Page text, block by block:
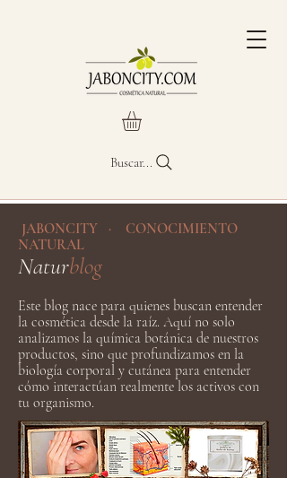
Buscar...
JABONCITY · CONOCIMIENTO
NATURAL
Naturblog
Este blog nace para quienes buscan entender
la cosmética desde la raíz. Aquí no solo
analizamos la química botánica de nuestros
productos, sino que profundizamos en la
biología corporal y cutánea para entender
cómo interactúan realmente los activos con
tu organismo.